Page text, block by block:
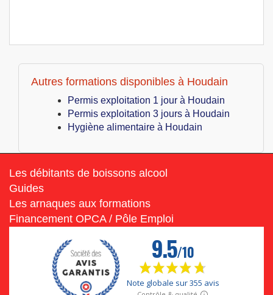
Autres formations disponibles à Houdain
Permis exploitation 1 jour à Houdain
Permis exploitation 3 jours à Houdain
Hygiène alimentaire à Houdain
Les débitants de boissons alcool
Guides
Les arnaques aux formations
Financement OPCA / Pôle Emploi